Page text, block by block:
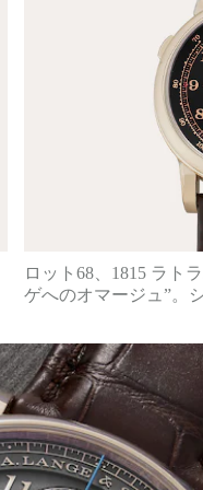
ロット68、1815 ラト
ゲへのオマージュ”。